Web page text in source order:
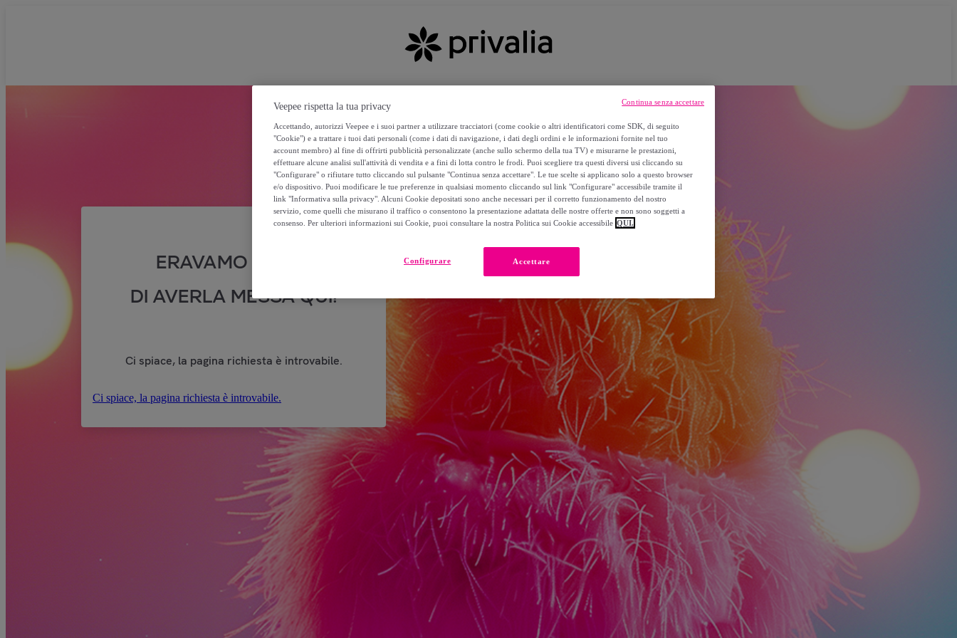
ERAVAMO SICURI
DI AVERLA MESSA QUI!
Ci spiace, la pagina richiesta è introvabile.
Ci spiace, la pagina richiesta è introvabile.
Veepee rispetta la tua privacy
Accettando, autorizzi Veepee e i suoi partner a utilizzare tracciatori (come cookie o altri identificatori come SDK, di seguito
"Cookie") e a trattare i tuoi dati personali (come i dati di navigazione, i dati degli ordini e le informazioni fornite nel tuo
account membro) al fine di offrirti pubblicità personalizzate (anche sullo schermo della tua TV) e misurarne le prestazioni,
effettuare alcune analisi sull'attività di vendita e a fini di lotta contro le frodi. Puoi scegliere tra questi diversi usi cliccando su
"Configurare" o rifiutare tutto cliccando sul pulsante "Continua senza accettare". Le tue scelte si applicano solo a questo browser
e/o dispositivo. Puoi modificare le tue preferenze in qualsiasi momento cliccando sul link "Configurare" accessibile tramite il
link "Informativa sulla privacy". Alcuni Cookie depositati sono anche necessari per il corretto funzionamento del nostro
servizio, come quelli che misurano il traffico o consentono la presentazione adattata delle nostre offerte e non sono soggetti a
consenso. Per ulteriori informazioni sui Cookie, puoi consultare la nostra Politica sui Cookie accessibile QUI.
Accettare
Configurare
Continua senza accettare